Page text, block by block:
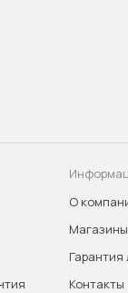
О
Магазины
Контакты